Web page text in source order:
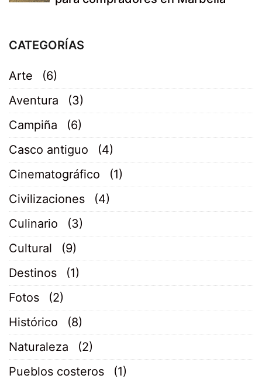
CATEGORÍAS
Arte
(6)
Aventura
(3)
Campiña
(6)
Casco antiguo
(4)
Cinematográfico
(1)
Civilizaciones
(4)
Culinario
(3)
Cultural
(9)
Destinos
(1)
Fotos
(2)
Histórico
(8)
Naturaleza
(2)
Pueblos costeros
(1)